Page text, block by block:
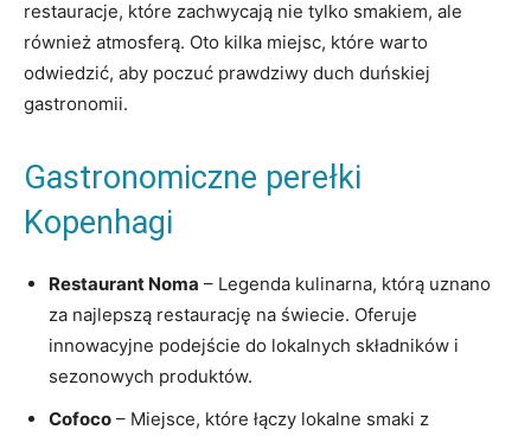
restauracje, które zachwycają nie tylko smakiem, ale
również atmosferą. Oto kilka miejsc, które warto
odwiedzić, aby poczuć prawdziwy duch duńskiej
gastronomii.
Gastronomiczne perełki‍
Kopenhagi
Restaurant Noma –⁤ Legenda ⁤kulinarna, którą uznano
za najlepszą restaurację na ⁢świecie. Oferuje
innowacyjne podejście ​do lokalnych składników i
‌sezonowych‌ produktów.
Cofoco – Miejsce, które łączy lokalne smaki z